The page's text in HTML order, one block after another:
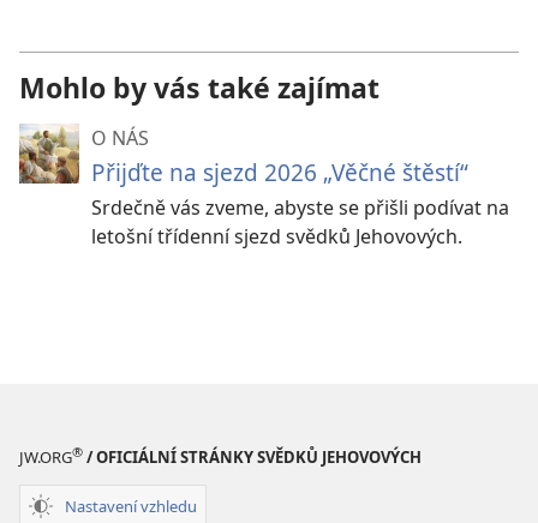
Mohlo by vás také zajímat
O NÁS
Přijďte na sjezd 2026 „Věčné štěstí“
Srdečně vás zveme, abyste se přišli podívat na
letošní třídenní sjezd svědků Jehovových.
JW.ORG® / OFICIÁLNÍ STRÁNKY SVĚDKŮ JEHOVOVÝCH
Nastavení vzhledu